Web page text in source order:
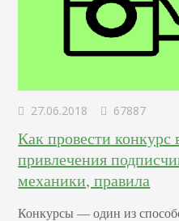
27.06.2018 67887
Как провести конкурс
привлечения
механики, правила
Конкурсы –– один из